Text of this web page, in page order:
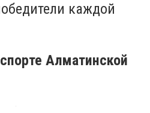
каждой
Алматинской